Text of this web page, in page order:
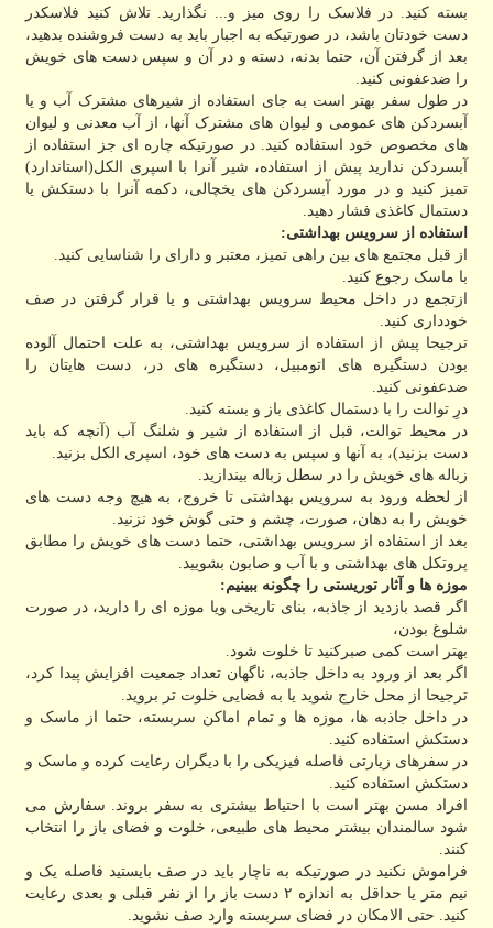
بسته کنید. در فلاسک را روی میز و... نگذارید. تلاش کنید فلاسکدر
دست خودتان باشد، در صورتیکه به اجبار باید به دست فروشنده بدهید،
بعد از گرفتن آن، حتما بدنه، دسته و در آن و سپس دست های خویش
را ضدعفونی کنید.
در طول سفر بهتر است به جای استفاده از شیرهای مشترک آب و یا
آبسردکن های عمومی و لیوان های مشترک آنها، از آب معدنی و لیوان
های مخصوص خود استفاده کنید. در صورتیکه چاره ای جز استفاده از
آبسردکن ندارید پیش از استفاده، شیر آنرا با اسپری الکل(استاندارد)
تمیز کنید و در مورد آبسردکن های یخچالی، دکمه آنرا با دستکش یا
دستمال کاغذی فشار دهید.
استفاده از سرویس بهداشتی:
از قبل مجتمع های بین راهی تمیز، معتبر و دارای را شناسایی کنید.
با ماسک رجوع کنید.
ازتجمع در داخل محیط سرویس بهداشتی و یا قرار گرفتن در صف
خودداری کنید.
ترجیحا پیش از استفاده از سرویس بهداشتی، به علت احتمال آلوده
بودن دستگیره های اتومبیل، دستگیره های در، دست هایتان را
ضدعفونی کنید.
درِ توالت را با دستمال کاغذی باز و بسته کنید.
در محیط توالت، قبل از استفاده از شیر و شلنگ آب (آنچه که باید
دست بزنید)، به آنها و سپس به دست های خود، اسپری الکل بزنید.
زباله های خویش را در سطل زباله بیندازید.
از لحظه ورود به سرویس بهداشتی تا خروج، به هیچ وجه دست های
خویش را به دهان، صورت، چشم و حتی گوش خود نزنید.
بعد از استفاده از سرویس بهداشتی، حتما دست های خویش را مطابق
پروتکل های بهداشتی و با آب و صابون بشویید.
موزه ها و آثار توریستی را چگونه ببینیم:
اگر قصد بازدید از جاذبه، بنای تاریخی ویا موزه ای را دارید، در صورت
شلوغ بودن،
بهتر است کمی صبرکنید تا خلوت شود.
اگر بعد از ورود به داخل جاذبه، ناگهان تعداد جمعیت افزایش پیدا کرد،
ترجیحا از محل خارج شوید یا به فضایی خلوت تر بروید.
در داخل جاذبه ها، موزه ها و تمام اماکن سربسته، حتما از ماسک و
دستکش استفاده کنید.
در سفرهای زیارتی فاصله فیزیکی را با دیگران رعایت کرده و ماسک و
دستکش استفاده کنید.
افراد مسن بهتر است با احتیاط بیشتری به سفر بروند. سفارش می
شود سالمندان بیشتر محیط های طبیعی، خلوت و فضای باز را انتخاب
کنند.
فراموش نکنید در صورتیکه به ناچار باید در صف بایستید فاصله یک و
نیم متر یا حداقل به اندازه ۲ دست باز را از نفر قبلی و بعدی رعایت
کنید. حتی الامکان در فضای سربسته وارد صف نشوید.